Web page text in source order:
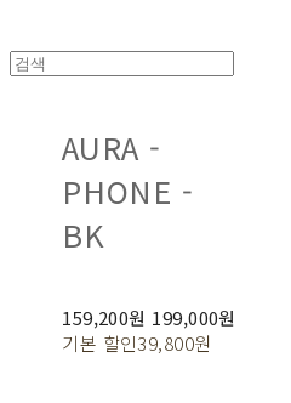
AURA -
PHONE -
BK
159,200원 199,000원
기본 할인39,800원